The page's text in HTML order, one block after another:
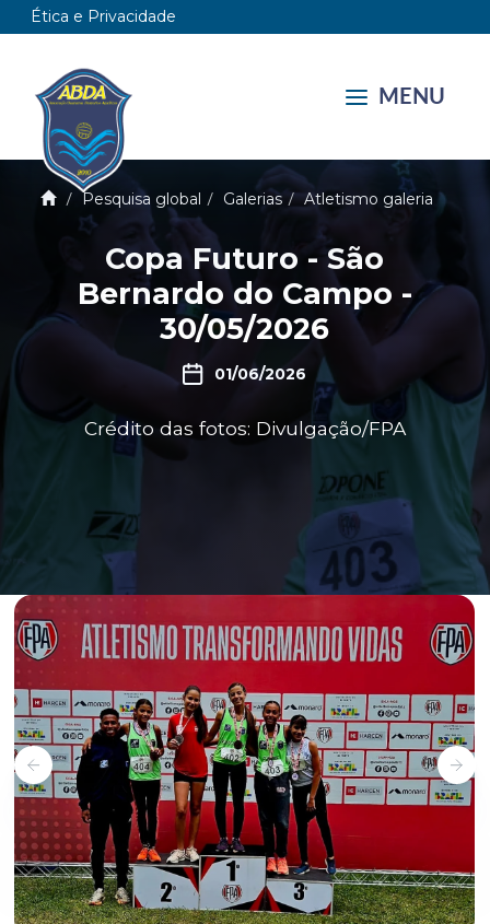
Ética e Privacidade
MENU
Pesquisa global Galerias Atletismo galeria
Copa Futuro - São
Bernardo do Campo -
30/05/2026
01/06/2026
Crédito das fotos: Divulgação/FPA